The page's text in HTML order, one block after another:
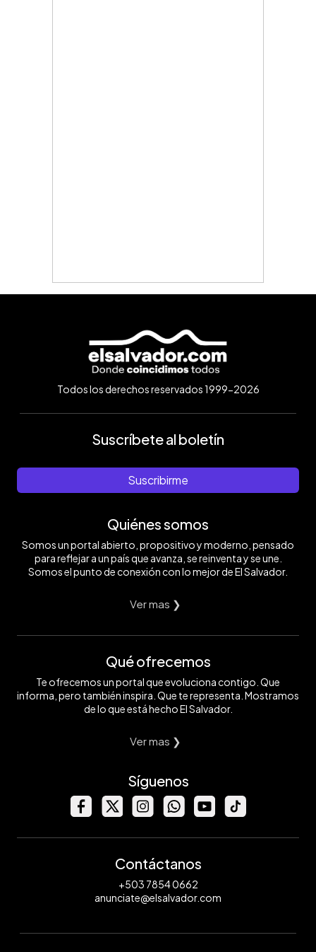
Todos los derechos reservados 1999-2026
Suscríbete al boletín
Suscribirme
Quiénes somos
Somos un portal abierto, propositivo y moderno, pensado
para reflejar a un país que avanza, se reinventa y se une.
Somos el punto de conexión con lo mejor de El Salvador.
Ver mas ❯
Qué ofrecemos
Te ofrecemos un portal que evoluciona contigo. Que
informa, pero también inspira. Que te representa. Mostramos
de lo que está hecho El Salvador.
Ver mas ❯
Síguenos
Contáctanos
+503 7854 0662
anunciate@elsalvador.com